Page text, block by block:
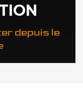
depuis le